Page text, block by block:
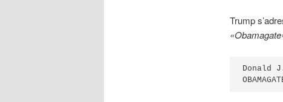
Trump
Donald